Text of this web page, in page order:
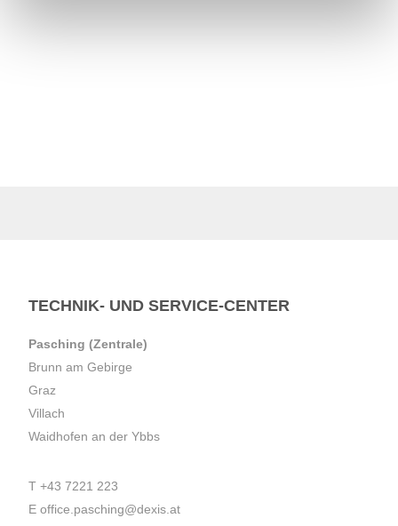
TECHNIK- UND SERVICE-CENTER
Pasching (Zentrale)
Brunn am Gebirge
Graz
Villach
Waidhofen an der Ybbs
T +43 7221 223
E office.pasching@dexis.at